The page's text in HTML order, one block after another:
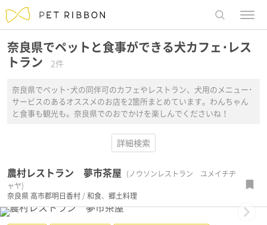
レスト
奈良県でペットと食事ができる犬カフェ･レス
トラン
2件
奈良県でペット･犬の同伴可のカフェやレストラン、犬用のメニュー･
サービスのあるオススメのお店を2箇所まとめています。わんちゃん
と食事も観光も。奈良県でのおでかけを楽しんでくださいね！
詳細検索
農村レストラン 夢市茶屋 (ノウソンレストラン ユメイチヂ
ャヤ)
奈良県 高市郡明日香村 /和食、 郷土料理
Next